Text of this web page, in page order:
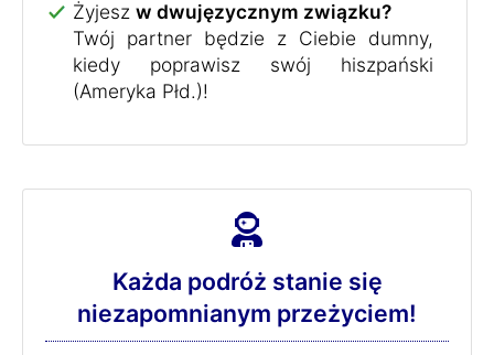
Żyjesz w dwujęzycznym związku?
Twój partner będzie z Ciebie dumny,
kiedy poprawisz swój hiszpański
(Ameryka Płd.)!
Każda podróż stanie się
niezapomnianym przeżyciem!